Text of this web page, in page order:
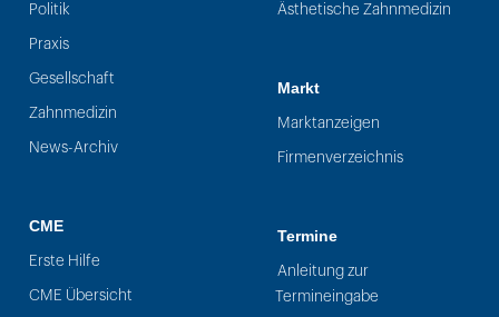
Politik
Praxis
Gesellschaft
Zahnmedizin
News-Archiv
CME
Erste Hilfe
CME Übersicht
Ästhetische Zahnmedizin
Markt
Marktanzeigen
Firmenverzeichnis
Termine
Anleitung zur
Termineingabe